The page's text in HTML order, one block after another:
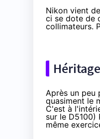
Nikon vient
ci se dote de
collimateurs.
Après un peu
quasiment le
C'est à
sur le D5100)
même